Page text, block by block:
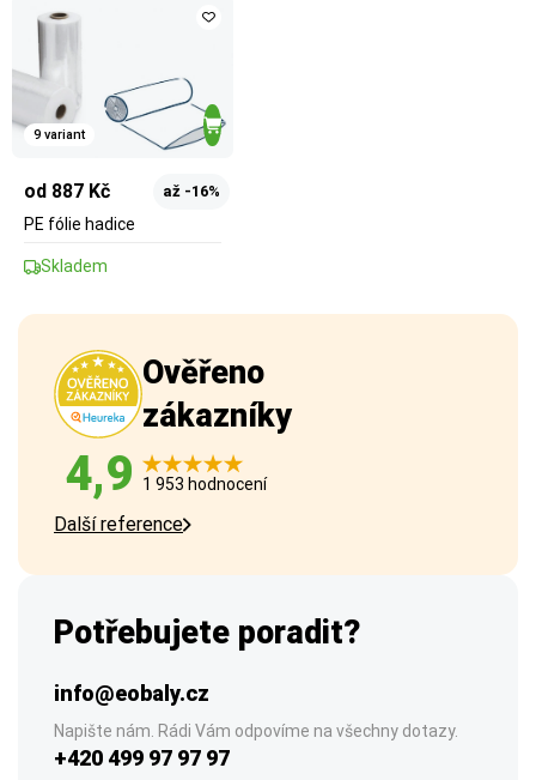
9 variant
od 887 Kč až -16%
PE fólie hadice
Skladem
Ověřeno
zákazníky
4,9 1 953 hodnocení
Další reference
Potřebujete poradit?
info@eobaly.cz
Napište nám. Rádi Vám odpovíme na všechny dotazy.
+420 499 97 97 97